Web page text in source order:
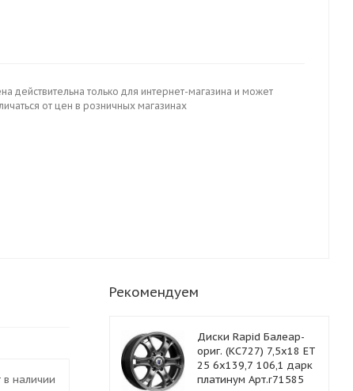
действительна только для интернет-магазина и может
от цен в розничных магазинах
в наличии
Рекомендуем
Диски Rapid Балеар-
ориг. (КС727) 7,5x18 ЕТ
25 6х139,7 106,1 дарк
платинум Арт.r71585